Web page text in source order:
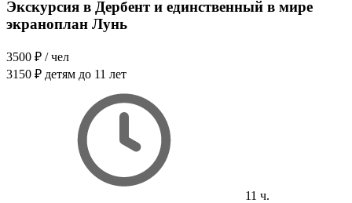
Экскурсия в Дербент и единственный в мире
экраноплан Лунь
3500 ₽ / чел
3150 ₽ детям до 11 лет
11 ч.